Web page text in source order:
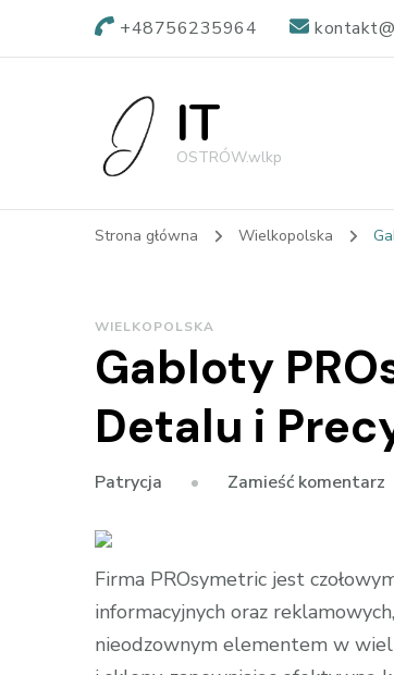
+48756235964
IT
OSTRÓW.wlkp
Strona główna Wielkopolska
WIELKOPOLSKA
Gabloty
Detalu i
Patrycja Zamieść komentarz
w
Firma PROsymetric jest
informacyjnych oraz
nieodzownym elementem w